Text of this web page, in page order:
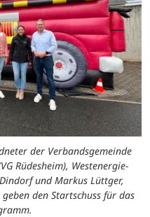
der Verbandsgemeinde
Rüdesheim), Westenergie-
und Markus Lüttger,
den Startschuss für das